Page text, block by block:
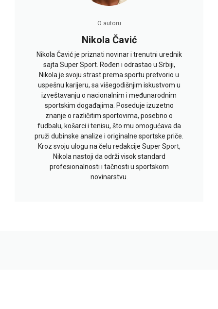
O autoru
Nikola Čavić
Nikola Čavić je priznati novinar i trenutni urednik
sajta Super Sport. Rođen i odrastao u Srbiji,
Nikola je svoju strast prema sportu pretvorio u
uspešnu karijeru, sa višegodišnjim iskustvom u
izveštavanju o nacionalnim i međunarodnim
sportskim događajima. Poseduje izuzetno
znanje o različitim sportovima, posebno o
fudbalu, košarci i tenisu, što mu omogućava da
pruži dubinske analize i originalne sportske priče.
Kroz svoju ulogu na čelu redakcije Super Sport,
Nikola nastoji da održi visok standard
profesionalnosti i tačnosti u sportskom
novinarstvu.